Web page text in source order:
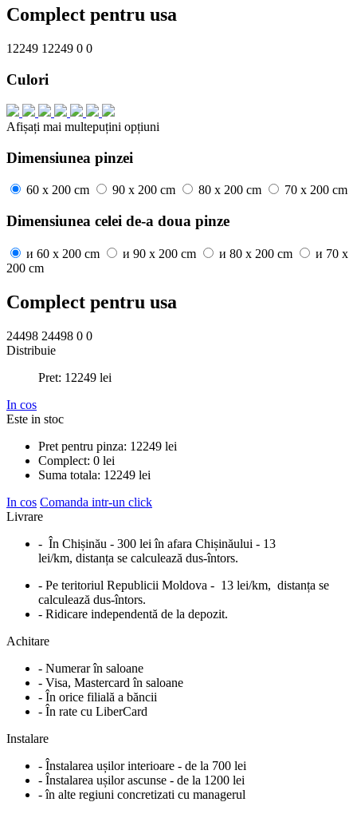
Complect pentru usa
12249 12249 0 0
Culori
Afișați mai multepuțini opțiuni
Dimensiunea pinzei
60 x 200 cm 90 x 200 cm 80 x 200 cm 70 x 200 cm
Dimensiunea celei de-a doua pinze
и 60 x 200 cm и 90 x 200 cm и 80 x 200 cm и 70 x
200 cm
Complect pentru usa
24498 24498 0 0
Distribuie
Pret: 12249 lei
In cos
Este in stoc
Pret pentru pinza: 12249 lei
Complect: 0 lei
Suma totala: 12249 lei
In cos Comanda intr-un click
Livrare
- În Chișinău - 300 lei în afara Chișinăului - 13
lei/km, distanța se calculează dus-întors.
- Pe teritoriul Republicii Moldova - 13 lei/km, distanța se
calculează dus-întors.
- Ridicare independentă de la depozit.
Achitare
- Numerar în saloane
- Visa, Mastercard în saloane
- În orice filială a băncii
- În rate cu LiberCard
Instalare
- Înstalarea ușilor interioare - de la 700 lei
- Înstalarea ușilor ascunse - de la 1200 lei
- în alte regiuni concretizati cu managerul